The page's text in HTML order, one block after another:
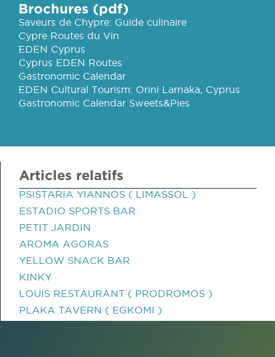
Brochures (pdf)
Saveurs de Chypre: Guide culinaire
Cypre Routes du Vin
EDEN Cyprus
Cyprus EDEN Routes
Gastronomic Calendar
EDEN Cultural Tourism: Orini Larnaka, Cyprus
Gastronomic Calendar Sweets&Pies
Articles relatifs
PSISTARIA YIANNOS ( LIMASSOL )
ESTADIO SPORTS BAR
PETIT JARDIN
AROMA AGORAS
YELLOW SNACK BAR
KINKY
LOUIS RESTAURANT ( PRODROMOS )
PLAKA TAVERN ( EGKOMI )